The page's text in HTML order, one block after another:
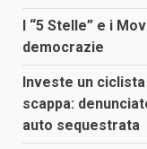
I “5 Stelle” e i
democrazie
Investe un
scappa:
auto sequestrata